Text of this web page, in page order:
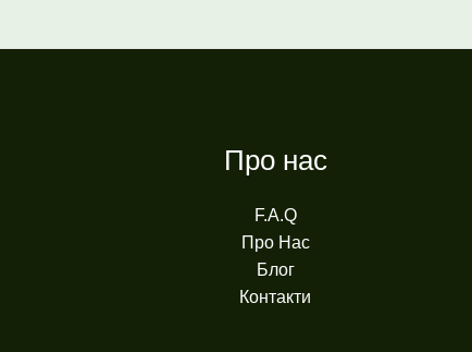
Про нас
F.A.Q
Про Нас
Блог
Контакти